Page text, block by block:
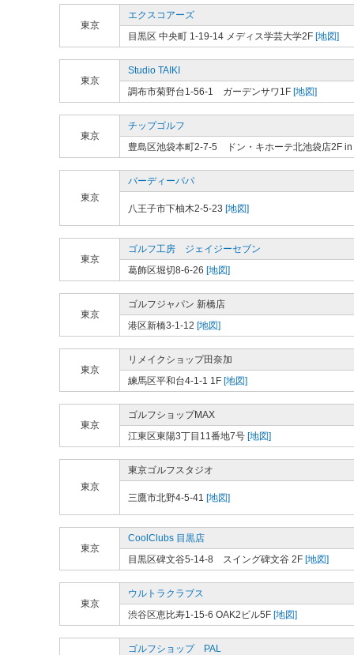
東京
エクスコアーズ
目黒区 中央町 1-19-14 メディス学芸大学2F [地図]
東京
Studio TAIKI
調布市菊野台1-56-1 ガーデンサワ1F [地図]
東京
チップゴルフ
豊島区池袋本町2-7-5 ドン・キホーテ北池袋店2F in
東京
バーディーパパ
八王子市下柚木2-5-23 [地図]
東京
ゴルフ工房 ジェイジーセブン
葛飾区堀切8-6-26 [地図]
東京
ゴルフジャパン 新橋店
港区新橋3-1-12 [地図]
東京
リメイクショップ田奈加
練馬区平和台4-1-1 1F [地図]
東京
ゴルフショップMAX
江東区東陽3丁目11番地7号 [地図]
東京
東京ゴルフスタジオ
三鷹市北野4-5-41 [地図]
東京
CoolClubs 目黒店
目黒区碑文谷5-14-8 スイング碑文谷 2F [地図]
東京
ウルトラクラブス
渋谷区恵比寿1-15-6 OAK2ビル5F [地図]
ゴルフショップ PAL